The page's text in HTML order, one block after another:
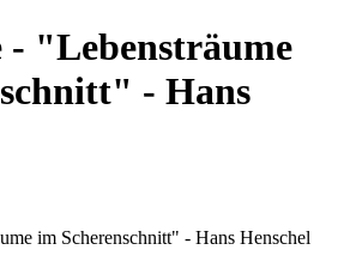
- "Lebensträume
- Hans
im Scherenschnitt" - Hans Henschel